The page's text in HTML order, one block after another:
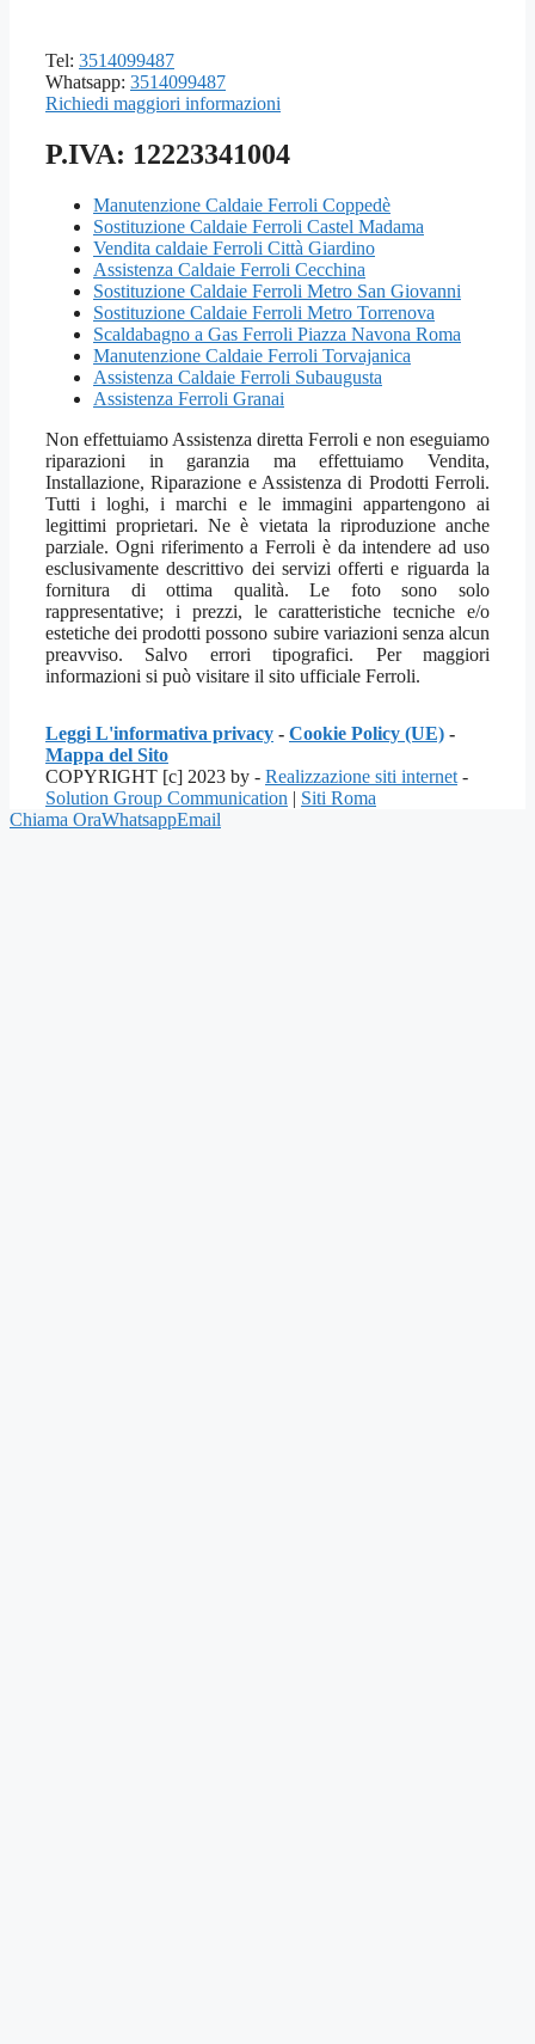
Tel: 3514099487
Whatsapp: 3514099487
Richiedi maggiori informazioni
P.IVA: 12223341004
Manutenzione Caldaie Ferroli Coppedè
Sostituzione Caldaie Ferroli Castel Madama
Vendita caldaie Ferroli Città Giardino
Assistenza Caldaie Ferroli Cecchina
Sostituzione Caldaie Ferroli Metro San Giovanni
Sostituzione Caldaie Ferroli Metro Torrenova
Scaldabagno a Gas Ferroli Piazza Navona Roma
Manutenzione Caldaie Ferroli Torvajanica
Assistenza Caldaie Ferroli Subaugusta
Assistenza Ferroli Granai
Non effettuiamo Assistenza diretta Ferroli e non eseguiamo
riparazioni in garanzia ma effettuiamo Vendita,
Installazione, Riparazione e Assistenza di Prodotti Ferroli.
Tutti i loghi, i marchi e le immagini appartengono ai
legittimi proprietari. Ne è vietata la riproduzione anche
parziale. Ogni riferimento a Ferroli è da intendere ad uso
esclusivamente descrittivo dei servizi offerti e riguarda la
fornitura di ottima qualità. Le foto sono solo
rappresentative; i prezzi, le caratteristiche tecniche e/o
estetiche dei prodotti possono subire variazioni senza alcun
preavviso. Salvo errori tipografici. Per maggiori
informazioni si può visitare il sito ufficiale Ferroli.
Leggi L'informativa privacy - Cookie Policy (UE) -
Mappa del Sito
COPYRIGHT [c] 2023 by - Realizzazione siti internet -
Solution Group Communication | Siti Roma
Chiama OraWhatsappEmail